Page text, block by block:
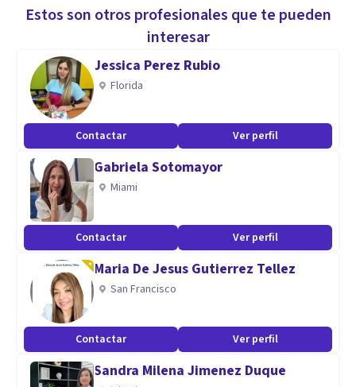
Aplicación del construccionismo y el interaccionismo
simbólico en terapia, así como la integración del modelo
sistémico familiar.
Estos son otros profesionales que te pueden
interesar
Jessica Perez Rubio
Florida
Contactar Ver perfil
Gabriela Sotomayor
Miami
Contactar Ver perfil
Maria De Jesus Gutierrez Tellez
San Francisco
Contactar Ver perfil
Sandra Milena Jimenez Duque